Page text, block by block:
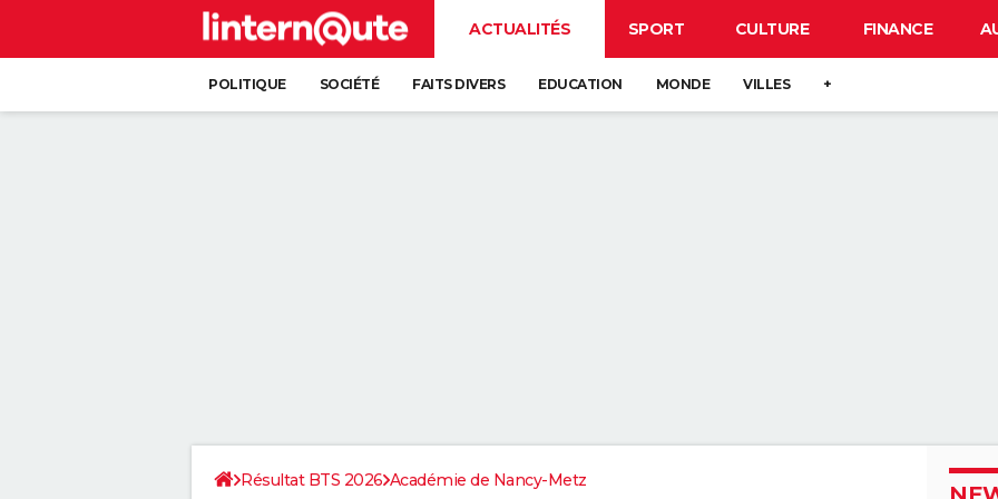
ACTUALITÉS SPORT CULTURE FINANCE
POLITIQUE SOCIÉTÉ FAITS DIVERS EDUCATION MONDE VILLES +
Résultat BTS 2026 Académie de Nancy-Metz